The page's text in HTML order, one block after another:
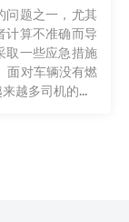
问题之一，尤其
计算不准确而导
取一些应急措施
面对车辆没有燃
越多司机的...